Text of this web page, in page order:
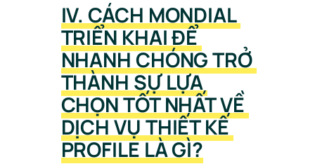
IV. CÁCH MONDIAL
TRIỂN KHAI ĐỂ
NHANH CHÓNG TRỞ
THÀNH SỰ LỰA
CHỌN TỐT NHẤT VỀ
DỊCH VỤ THIẾT KẾ
PROFILE LÀ GÌ?